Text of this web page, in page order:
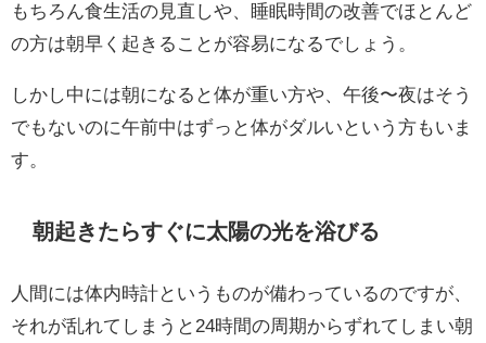
もちろん食生活の見直しや、睡眠時間の改善でほとんど
の方は朝早く起きることが容易になるでしょう。
しかし中には朝になると体が重い方や、午後〜夜はそう
でもないのに午前中はずっと体がダルいという方もいま
す。
朝起きたらすぐに太陽の光を浴びる
人間には体内時計というものが備わっているのですが、
それが乱れてしまうと24時間の周期からずれてしまい朝